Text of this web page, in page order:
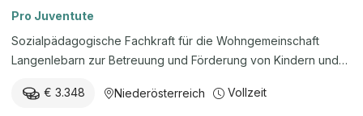
Pro Juventute
Sozialpädagogische Fachkraft für die Wohngemeinschaft
Langenlebarn zur Betreuung und Förderung von Kindern und
Lernförderung, Selbständigkeitsentwicklung,
€ 3.348 Niederösterreich Vollzeit